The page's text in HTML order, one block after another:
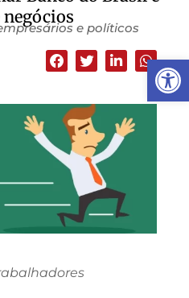
Abrir
negócios
e políticos